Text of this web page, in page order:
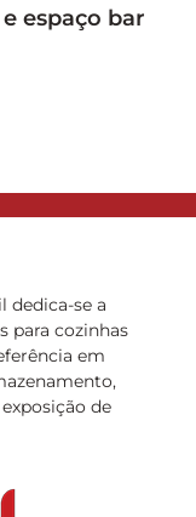
espaço bar
dedica-se a
para cozinhas
em
de